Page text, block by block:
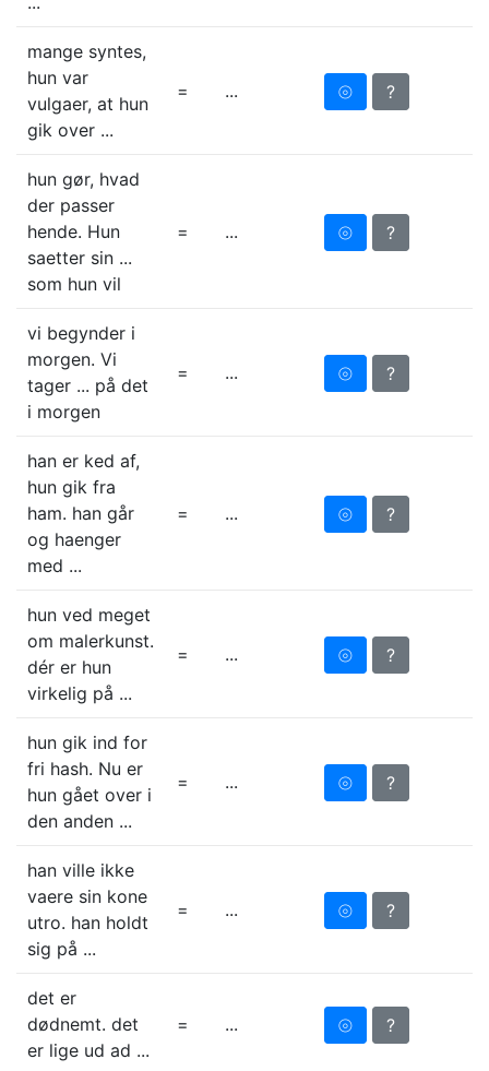
mange syntes,
hun var
vulgaer, at hun
gik over ...
= ... ⦾ ?
hun gør, hvad
der passer
hende. Hun
saetter sin ...
som hun vil
= ... ⦾ ?
vi begynder i
morgen. Vi
tager ... på det
i morgen
= ... ⦾ ?
han er ked af,
hun gik fra
ham. han går
og haenger
med ...
= ... ⦾ ?
hun ved meget
om malerkunst.
dér er hun
virkelig på ...
= ... ⦾ ?
hun gik ind for
fri hash. Nu er
hun gået over i
den anden ...
= ... ⦾ ?
han ville ikke
vaere sin kone
utro. han holdt
sig på ...
= ... ⦾ ?
det er
dødnemt. det
er lige ud ad ...
= ... ⦾ ?